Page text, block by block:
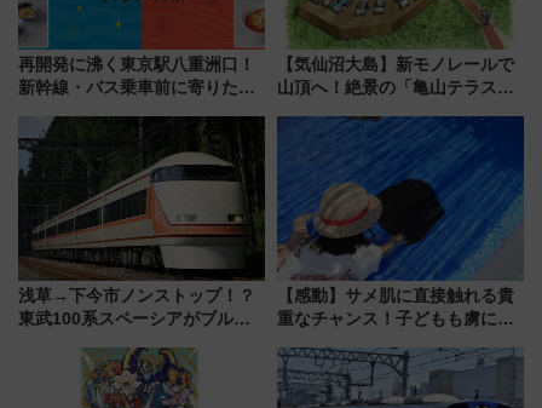
再開発に沸く東京駅八重洲口！
新幹線・バス乗車前に寄りたい
やり＆スタミナグルメ」6選【新
店舗も！】
【気仙沼大島】新モノレールで
山頂へ！絶景の「亀山テラス
暇村のお得な日帰りプランも登
浅草→下今市ノンストップ！？
東武100系スペーシアがブルー
ー当時の停車駅」を再現 運転
時刻や特急券の買い方を紹介
【感動】サメ肌に直接触れる貴
重なチャンス！子どもも虜にな
メのタッチングプール」【夏休
み限定企画】